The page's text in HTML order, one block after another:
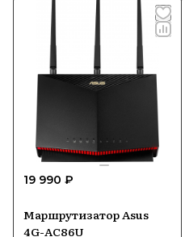
19 990 ₽
Маршрутизатор Asus
4G-AC86U